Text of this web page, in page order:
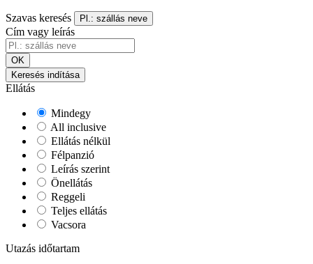
Szavas keresés Pl.: szállás neve
Cím vagy leírás
OK
Keresés indítása
Ellátás
Mindegy
All inclusive
Ellátás nélkül
Félpanzió
Leírás szerint
Önellátás
Reggeli
Teljes ellátás
Vacsora
Utazás időtartam